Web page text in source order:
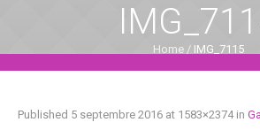
Home / IMG_7115
Published 5 septembre 2016 at 1583×2374 in